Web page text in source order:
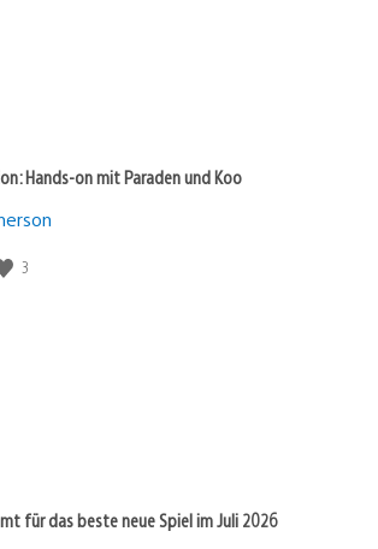
Hands-on mit Paraden und Koo
3
für das beste neue Spiel im Juli 2026